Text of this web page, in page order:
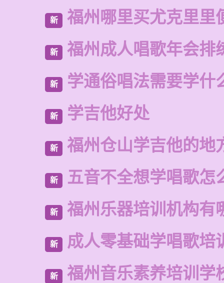
新 福州哪里买尤克里里
新 福州成人唱歌年会排
新 学通俗唱法需要学什
新 学吉他好处
新 福州仓山学吉他的地
新 五音不全想学唱歌怎
新 福州乐器培训机构有
新 成人零基础学唱歌培
新 福州音乐素养培训学